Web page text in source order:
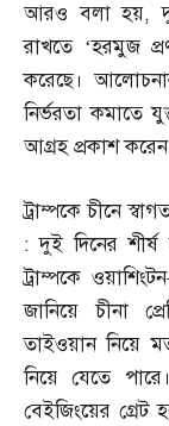
আরও বলা হয়,
রাখতে ‘হরমুজ
করেছে।
নির্ভরতা কমাতে
আগ্রহ প্রকাশ
ট্রাম্পকে চীনে
:দুই দিনের শীর্ষ
ট্রাম্পকে ওয়াশিংটন
জানিয়ে চীনা
তাইওয়ান নিয়ে
নিয়ে যেতে
বেইজিংয়ের